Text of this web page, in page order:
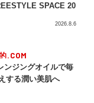
SPACE 20
2026.8.6
.COM
ンジングオイルで毎
する潤い美肌へ